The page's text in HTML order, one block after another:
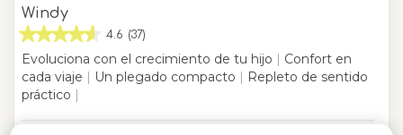
Windy
4.6 (37)
Evoluciona con el crecimiento de tu hijo | Confort en
cada viaje | Un plegado compacto | Repleto de sentido
práctico |